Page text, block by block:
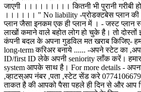
जाएगी ।।।।।।।।। कितनी भी पुरानी गरीबी हो
।।।।।। " No liability -प्रोडक्टबेस प्लान की
प्लान जैसा इनकम एक ही प्लान में । - जस्ट प्लान
लाखों कमाने वाले बहोत लोग हो चुके है। तो
कंपनी बदल के अपना गुडविल मत खराब किजिए-
long-term करिअर बनाये ...... -अपने स्टेट का
ID/first ID लेके अपनी seniority लाँक करें।
system आपके साथ है। For more details - अपना
,व्हाटस्अप नंबर ,पता ,स्टेट सेंड करे
ताकत है की आपको पैसा पहले ही दिन से और आप